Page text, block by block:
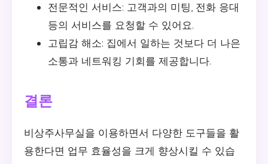
전문적인 서비스: 고객과의 미팅, 전화 응대
등의 서비스를 요청할 수 있어요.
고립감 해소: 집에서 일하는 것보다 더 나은
소통과 네트워킹 기회를 제공합니다.
결론
비상주사무실을 이용하면서 다양한 도구들을 활
용한다면 업무 효율성을 크게 향상시킬 수 있습